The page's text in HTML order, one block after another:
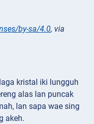
by-sa/4.0, via
kristal iki lungguh
alas lan puncak
lan sapa wae sing
akeh.